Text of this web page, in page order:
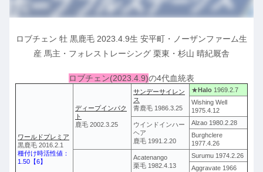
ロブチェン 牡 黒鹿毛 2023.4.9生 安平町・ノーザンファーム生
産 馬主・フォレストレーシング 栗東・杉山 晴紀厩舎
ロブチェン(2023.4.9)の4代血統表
ワールドプレミア
黒鹿毛 2016.2.1
種付け時活性値：
1.50【6】
ディープインパク
ト
鹿毛 2002.3.25
サンデーサイレン
ス
青鹿毛 1986.3.25
★Halo 1969.2.7
Wishing Well
1975.4.12
ウインドインハー
ヘア
鹿毛 1991.2.20
Alzao 1980.2.28
Burghclere
1977.4.26
Acatenango
栗毛 1982.4.13
Surumu 1974.2.26
Aggravate 1966